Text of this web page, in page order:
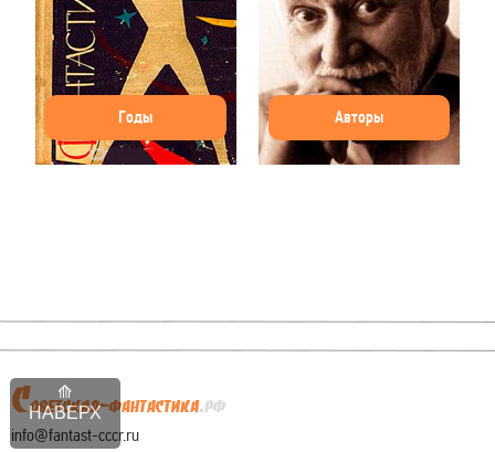
НАВЕРХ
Годы Авторы
info@fantast-cccr.ru